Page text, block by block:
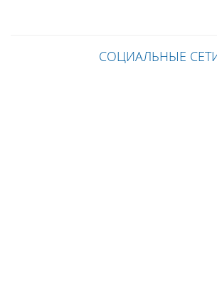
СОЦИАЛЬНЫЕ